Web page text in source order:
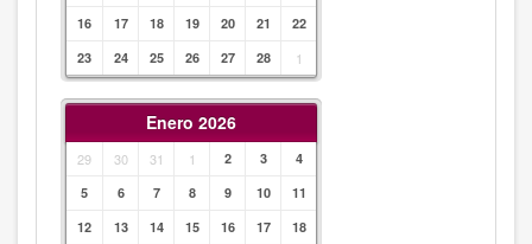
16
17 18 19 20 21
22
23
24 25 26 27 28 1
Enero 2026
29 30 31 1 2 3
4
5
6 7 8 9 10
11
12
13 14 15 16 17
18